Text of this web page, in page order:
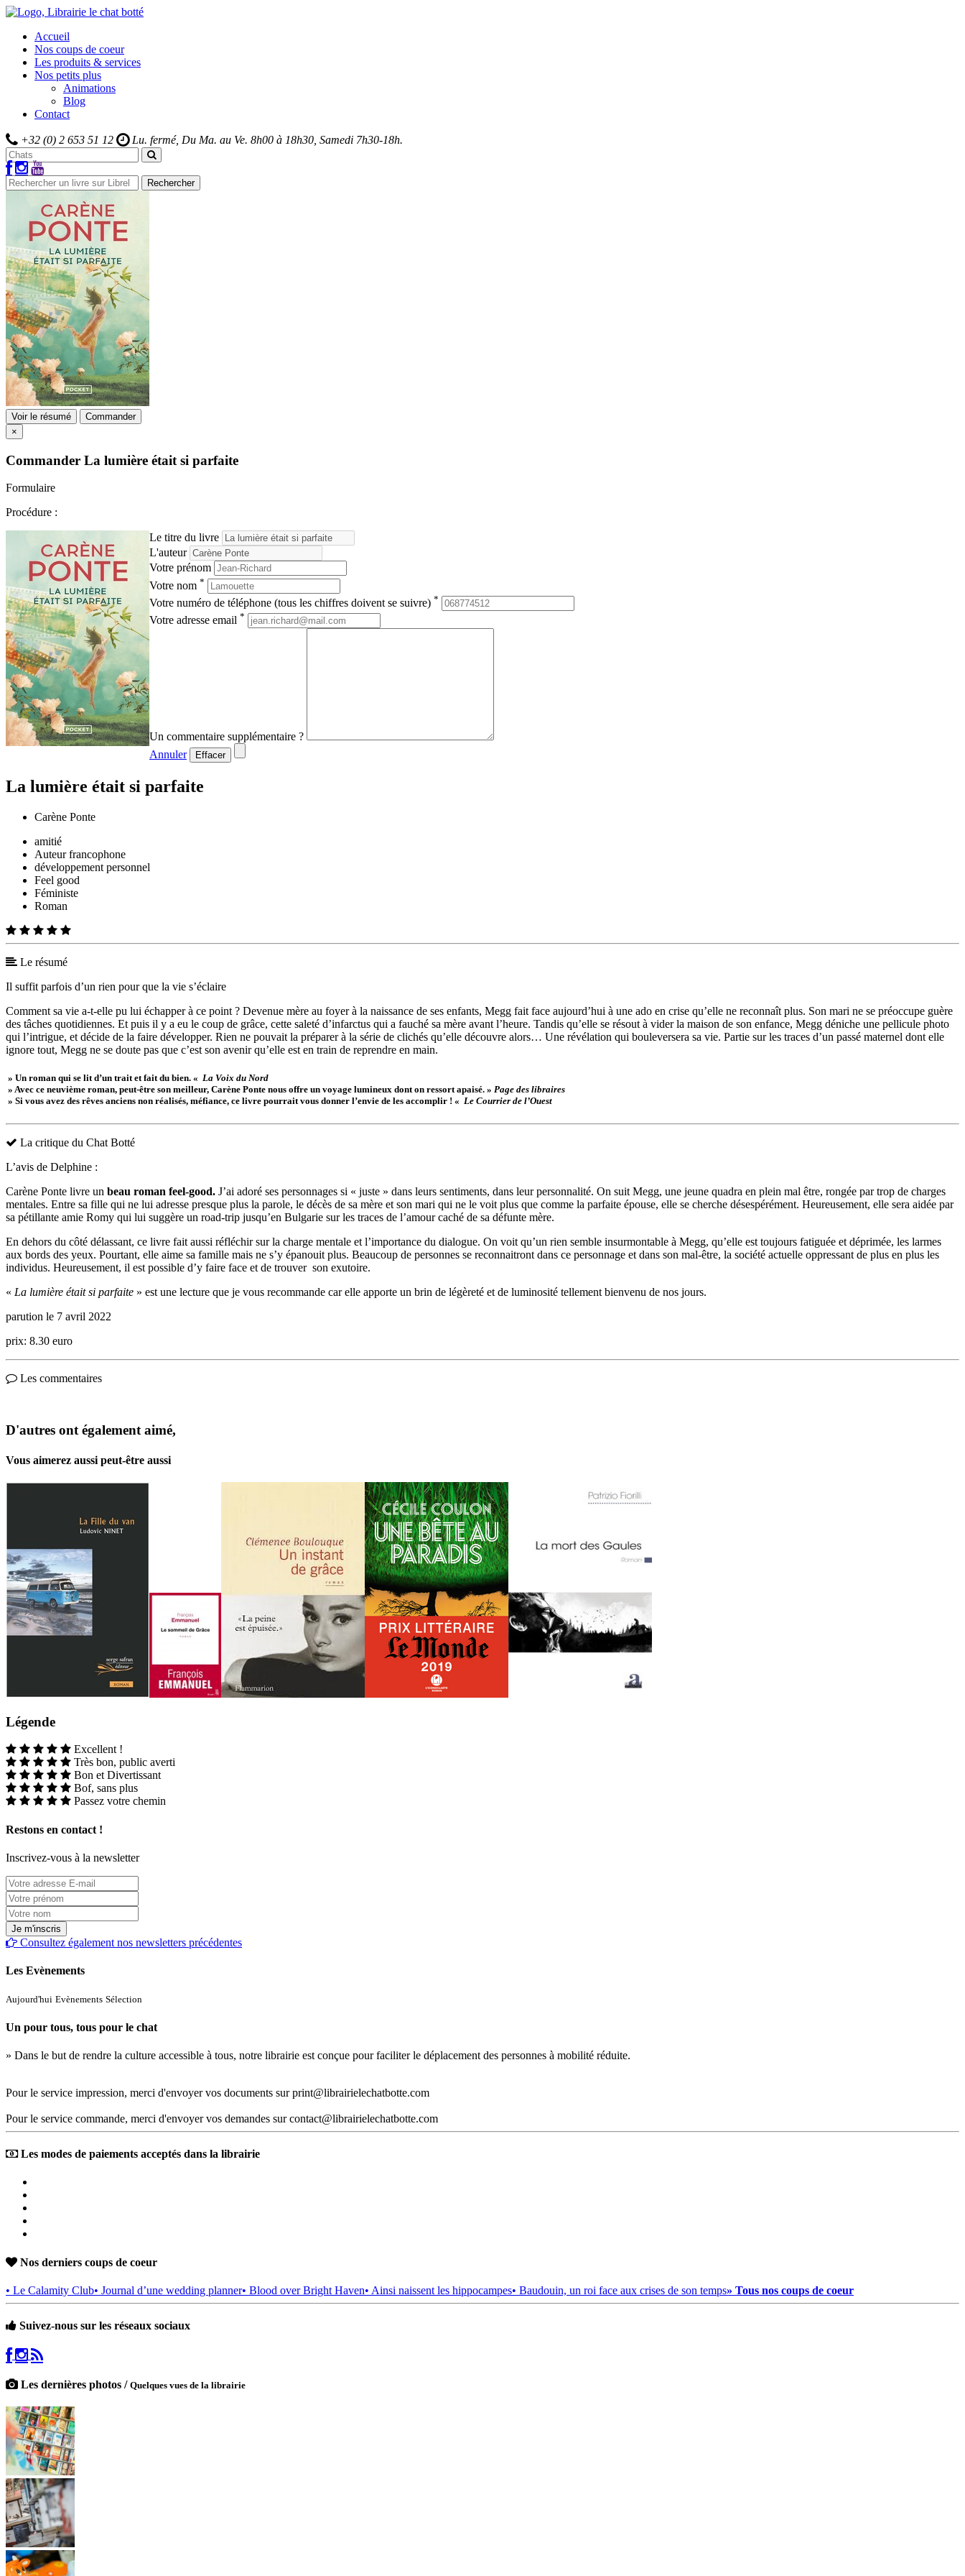
Accueil
Nos coups de coeur
Les produits & services
Nos petits plus
Animations
Blog
Contact
+32 (0) 2 653 51 12 Lu. fermé, Du Ma. au Ve. 8h00 à 18h30, Samedi 7h30-18h.
Rechercher
Voir le résumé
Commander
×
Commander La lumière était si parfaite
Formulaire
Procédure :
Le titre du livre
L'auteur
Votre prénom
Votre nom *
Votre numéro de téléphone (tous les chiffres doivent se suivre) *
Votre adresse email *
Un commentaire supplémentaire ?
Annuler
Effacer
La lumière était si parfaite
Carène Ponte
amitié
Auteur francophone
développement personnel
Feel good
Féministe
Roman
Le résumé
Il suffit parfois d’un rien pour que la vie s’éclaire
Comment sa vie a-t-elle pu lui échapper à ce point ? Devenue mère au foyer à la naissance de ses enfants, Megg fait face aujourd’hui à une ado en crise qu’elle ne reconnaît plus. Son mari ne se préoccupe guère
des tâches quotidiennes. Et puis il y a eu le coup de grâce, cette saleté d’infarctus qui a fauché sa mère avant l’heure. Tandis qu’elle se résout à vider la maison de son enfance, Megg déniche une pellicule photo
qui l’intrigue, et décide de la faire développer. Rien ne pouvait la préparer à la série de clichés qu’elle découvre alors… Une révélation qui bouleversera sa vie. Partie sur les traces d’un passé maternel dont elle
ignore tout, Megg ne se doute pas que c’est son avenir qu’elle est en train de reprendre en main.
» Un roman qui se lit d’un trait et fait du bien. « La Voix du Nord
» Avec ce neuvième roman, peut-être son meilleur, Carène Ponte nous offre un voyage lumineux dont on ressort apaisé. » Page des libraires
» Si vous avez des rêves anciens non réalisés, méfiance, ce livre pourrait vous donner l’envie de les accomplir ! « Le Courrier de l’Ouest
La critique du Chat Botté
L’avis de Delphine :
Carène Ponte livre un beau roman feel-good. J’ai adoré ses personnages si « juste » dans leurs sentiments, dans leur personnalité. On suit Megg, une jeune quadra en plein mal être, rongée par trop de charges
mentales. Entre sa fille qui ne lui adresse presque plus la parole, le décès de sa mère et son mari qui ne le voit plus que comme la parfaite épouse, elle se cherche désespérément. Heureusement, elle sera aidée par
sa pétillante amie Romy qui lui suggère un road-trip jusqu’en Bulgarie sur les traces de l’amour caché de sa défunte mère.
En dehors du côté délassant, ce livre fait aussi réfléchir sur la charge mentale et l’importance du dialogue. On voit qu’un rien semble insurmontable à Megg, qu’elle est toujours fatiguée et déprimée, les larmes
aux bords des yeux. Pourtant, elle aime sa famille mais ne s’y épanouit plus. Beaucoup de personnes se reconnaitront dans ce personnage et dans son mal-être, la société actuelle oppressant de plus en plus les
individus. Heureusement, il est possible d’y faire face et de trouver son exutoire.
« La lumière était si parfaite » est une lecture que je vous recommande car elle apporte un brin de légèreté et de luminosité tellement bienvenu de nos jours.
parution le 7 avril 2022
prix: 8.30 euro
Les commentaires
D'autres ont également aimé,
Vous aimerez aussi peut-être aussi
Légende
Excellent !
Très bon, public averti
Bon et Divertissant
Bof, sans plus
Passez votre chemin
Restons en contact !
Inscrivez-vous à la newsletter
Consultez également nos newsletters précédentes
Les Evènements
Aujourd'hui Evènements Sélection
Un pour tous, tous pour le chat
» Dans le but de rendre la culture accessible à tous, notre librairie est conçue pour faciliter le déplacement des personnes à mobilité réduite.
Pour le service impression, merci d'envoyer vos documents sur print@librairielechatbotte.com
Pour le service commande, merci d'envoyer vos demandes sur contact@librairielechatbotte.com
Les modes de paiements acceptés dans la librairie
Nos derniers coups de coeur
• Le Calamity Club• Journal d’une wedding planner• Blood over Bright Haven• Ainsi naissent les hippocampes• Baudouin, un roi face aux crises de son temps» Tous nos coups de coeur
Suivez-nous sur les réseaux sociaux
Les dernières photos / Quelques vues de la librairie